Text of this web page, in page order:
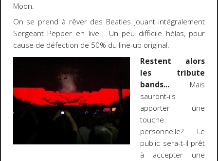
Moon.
On se prend à rêver des Beatles jouant intégralement
Sergeant Pepper en live... Un peu difficile hélas, pour
cause de défection de 50% du line-up original.
Restent alors
les tribute
bands... Mais
sauront-ils
apporter une
touche
personnelle? Le
public sera-t-il prêt
à accepter une